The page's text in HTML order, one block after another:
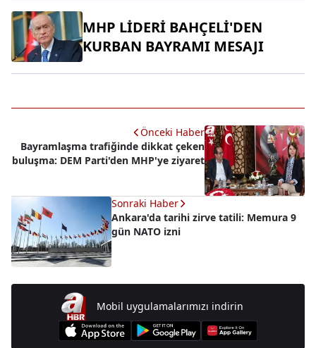
MHP LİDERİ BAHÇELİ'DEN
KURBAN BAYRAMI MESAJI
Önceki Haber
Bayramlaşma trafiğinde dikkat çeken
buluşma: DEM Parti'den MHP'ye ziyaret
Sonraki Haber
Ankara'da tarihi zirve tatili: Memura 9
gün NATO izni
Mobil uygulamalarımızı indirin